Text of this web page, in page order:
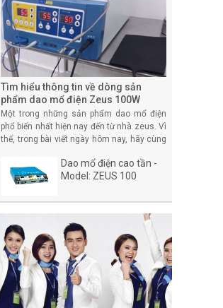
Tìm hiểu thông tin về dòng sản
phẩm dao mổ điện Zeus 100W
Korea
Một trong những sản phẩm dao mổ điện
phổ biến nhất hiện nay đến từ nhà zeus. Vì
thế, trong bài viết ngày hôm nay, hãy cùng
dao mổ điện Zeus 100W Korea uy tín nhấ
Dao mổ điện cao tần -
Model: ZEUS 100